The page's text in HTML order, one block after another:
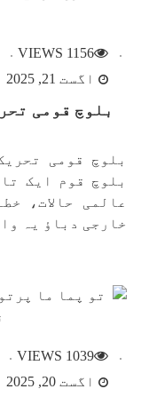
1156 VIEWS
اگست 21, 2025
بلوچ قومی
بلوچ قومی
بلوچ قوم ایک
عالمی حالات،
خارجی دباؤ یہ
1039 VIEWS
اگست 20, 2025